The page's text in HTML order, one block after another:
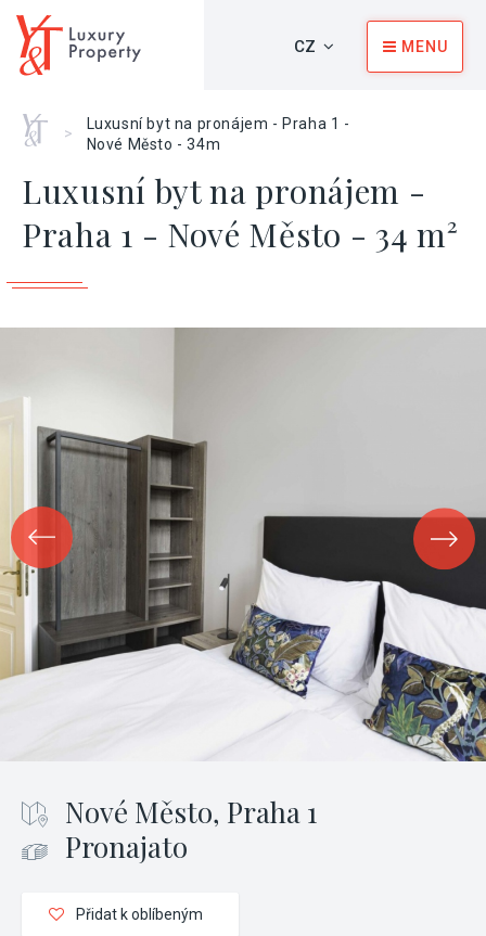
CZ MENU
Home
>
Luxusní byt na pronájem - Praha 1 -
Nové Město - 34m
Luxusní byt na pronájem -
Praha 1 - Nové Město - 34 m²
Nové Město, Praha 1
Pronajato
Přidat k oblíbeným